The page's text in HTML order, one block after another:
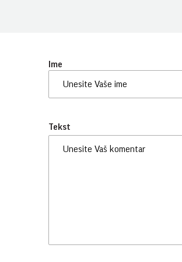
Ime
Tekst